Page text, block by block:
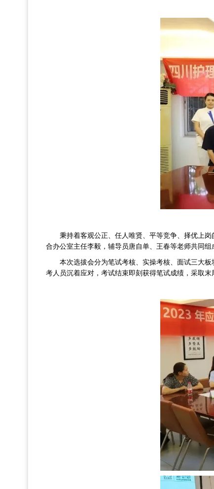
秉持着客观公正、任人唯贤、平等竞争、择优上
合办公室主任李毅，辅导员唐自单、王春等老师共同
本次选拔会分为笔试考核、实操考核、面试三大
考人员沉着应对，考试结束即刻获得笔试成绩，采取末